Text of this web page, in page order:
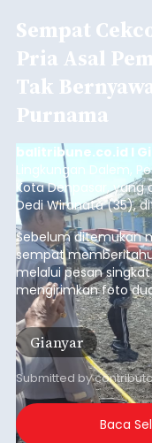
Sempat
Pria Asal
Tak
Purnama
balitribune.co.id I
Lingkungan Dalem,
Kota Denpasar, yang
Dedi Wiranata (35),
pesisir Pantai
Sebelum ditemukan
sempat
melalui pesan
mengirimkan foto
istrinya.
Gianyar
Submitted by
Baca